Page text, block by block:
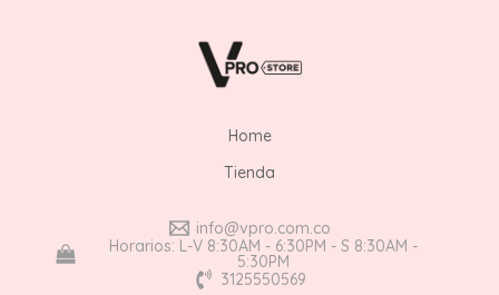
Home
Tienda
info@vpro.com.co
Horarios: L-V 8:30AM - 6:30PM - S 8:30AM -
5:30PM
3125550569